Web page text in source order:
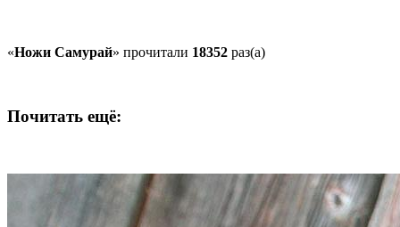
«Ножи Самурай» прочитали 18352 раз(а)
Почитать ещё: